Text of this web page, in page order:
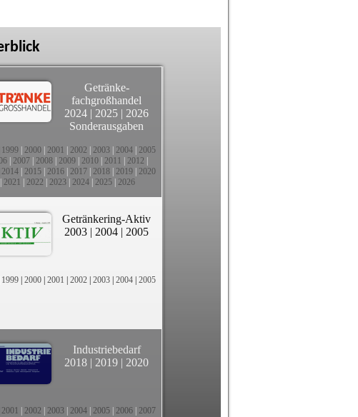
Getränke-
fachgroßhandel
2024 | 2025 | 2026
Sonderausgaben
1999 2000 2001 2002 2003 2004 2005
2007 2008 2009 2010 2011 2012
2014 2015 2016 2017 2018 2019 2020
2021 2022 2023| 2024| 2025| 2026
Getränkering-Aktiv
2003 | 2004 | 2005
1999 | 2000 | 2001 | 2002 | 2003 | 2004 | 2005
Industriebedarf
2018 | 2019 | 2020
2001 2002 2003 2004 2005 2006 2007